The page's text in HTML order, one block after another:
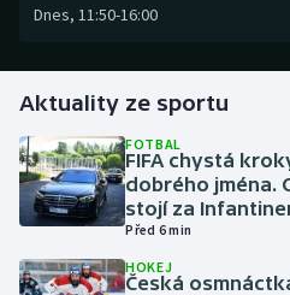
Gymnastika
Házená
Jezdectví
Judo
Dnes, 11:50-16:00
Aktuality ze sportu
FOTBAL
FIFA chystá
dobrého jména.
stojí za
Před 6 min
HOKEJ
Česká